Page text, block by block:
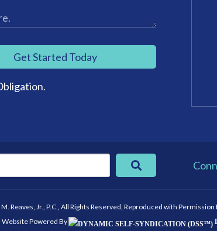
Get Started Today
Reaves, Jr., P.C., All Rights Reserved, Reproduced with Permission
Website Powered By